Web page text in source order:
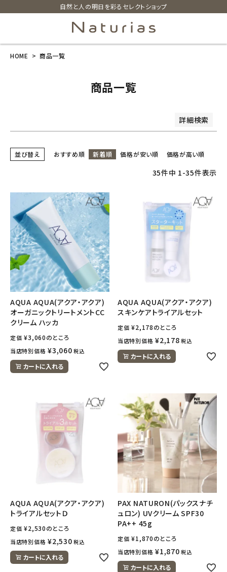
自然と人の明日を彩るセレクトショップ
カテゴリーから探す
衛生用品
日用品雑貨
フェムケア
インナー・下着・ナイトウェア
キッズ・ベビー・マタニティ
フード・ドリンク
オリジナルブランド
エコメイト
ナチュラプラス
アルマウィン
HOME 商品一覧
商品一覧
詳細検索
商品番号/JANコード
並び替え おすすめ順 新着順 価格が安い順 価格が高い順
35件中 1-35件表示
AQUA AQUA(アクア・アクア)
オーガニックトリートメントCC
クリーム ハッカ
定価 ¥3,060のところ
当店特別価格 ¥3,060 税込
カートに入れる
AQUA AQUA(アクア・アクア)
スキンケアトライアルセット
定価 ¥2,178のところ
当店特別価格 ¥2,178 税込
カートに入れる
AQUA AQUA(アクア・アクア)
トライアルセットＤ
定価 ¥2,530のところ
当店特別価格 ¥2,530 税込
カートに入れる
PAX NATURON(パックスナチ
ュロン) UVクリーム SPF30
PA++ 45g
定価 ¥1,870のところ
当店特別価格 ¥1,870 税込
カートに入れる